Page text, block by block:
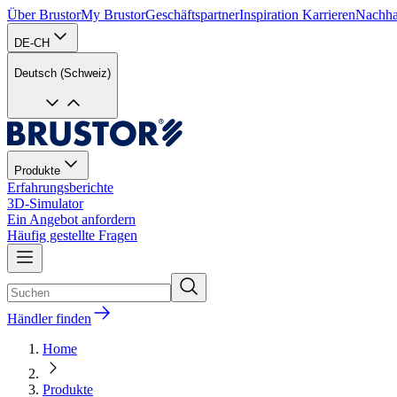
Über BrustorMy BrustorGeschäftspartnerInspiration Karrieren
DE-CH
Deutsch (Schweiz)
Produkte
Erfahrungsberichte
3D-Simulator
Ein Angebot anfordern
Häufig gestellte Fragen
Händler finden
Home
Produkte